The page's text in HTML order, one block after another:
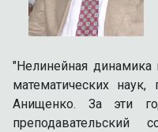
"Нелинейная
математических
Анищенко. За эти
преподавательский